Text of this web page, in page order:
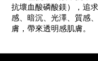
抗壞血酸磷酸鎂），追
感、暗沉、光澤、質感
膚，帶來透明感肌膚。